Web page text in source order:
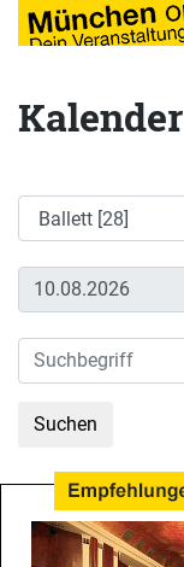
Kalender